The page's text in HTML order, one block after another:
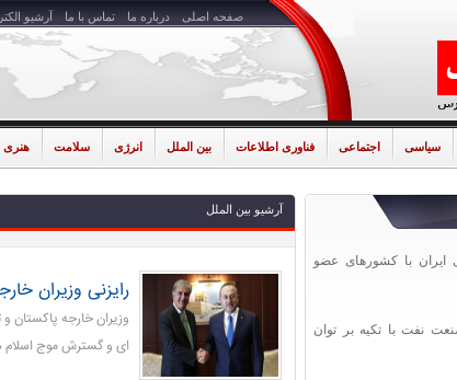
صفحه اصلی درباره ما تماس با ما آرشیو
سیاسی اجتماعی فناوری اطلاعات بین الملل انرژی سلامت هنری
ایران با کشورهای عضو
نفت با تکیه بر توان
آرشیو بین الملل
رایزنی وزیران
وزیران خارجه پاکستان
ای و گسترش موج اسلام